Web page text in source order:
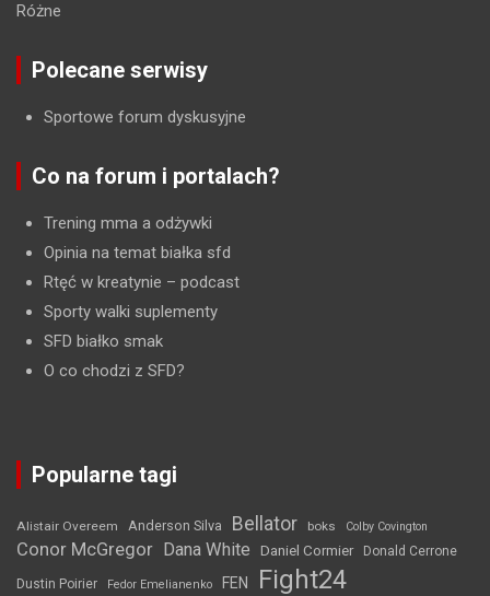
Różne
Polecane serwisy
Sportowe forum dyskusyjne
Co na forum i portalach?
Trening mma a odżywki
Opinia na temat białka sfd
Rtęć w kreatynie – podcast
Sporty walki suplementy
SFD białko smak
O co chodzi z SFD?
Popularne tagi
Alistair Overeem Anderson Silva Bellator boks Colby Covington
Conor McGregor Dana White Daniel Cormier Donald Cerrone
Dustin Poirier Fedor Emelianenko FEN Fight24